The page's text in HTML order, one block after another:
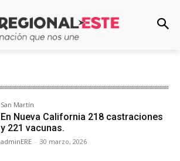
San Martín
En Nueva California 218 castraciones
y 221 vacunas.
adminERE - 30 marzo, 2026